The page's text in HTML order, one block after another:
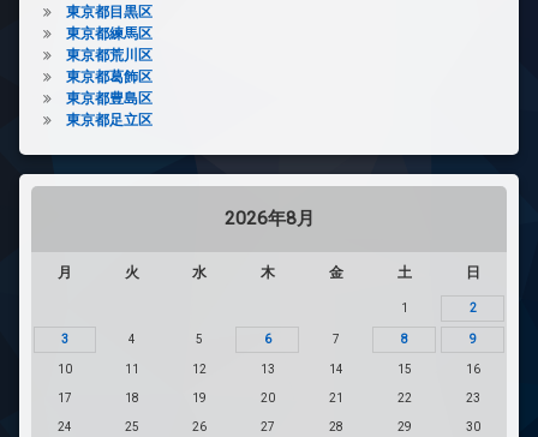
東京都目黒区
東京都練馬区
東京都荒川区
東京都葛飾区
東京都豊島区
東京都足立区
2026年8月
月 火 水 木 金 土 日
1 2
3 4 5 6 7 8 9
10 11 12 13 14 15 16
17 18 19 20 21 22 23
24 25 26 27 28 29 30